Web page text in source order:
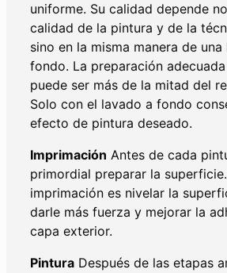
uniforme. Su calidad depende
calidad de la pintura y de la
sino en la misma manera de una
fondo. La preparación
puede ser más de la mitad del
Solo con el lavado a fondo
efecto de pintura deseado.
Imprimación Antes de cada
primordial preparar la
imprimación es nivelar la
darle más fuerza y mejorar la
capa exterior.
Pintura Después de las etapas